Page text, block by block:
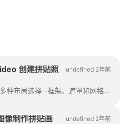
创建拼贴照
undefined 2年前
Wave.video提供了多种布局选择--框架、遮罩和网格的集合--让您可以在一个场景中组合多种视觉效果...
像制作拼贴画 undefined 2年前